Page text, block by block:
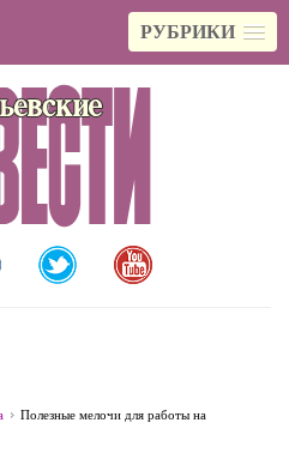
РУБРИКИ
Полезные мелочи для работы на